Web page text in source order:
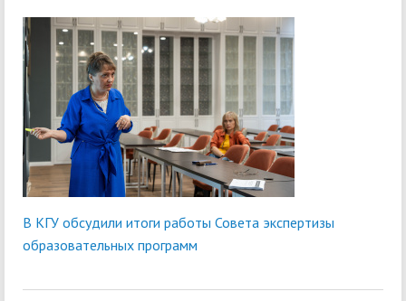
В КГУ обсудили итоги работы Совета экспертизы
образовательных программ